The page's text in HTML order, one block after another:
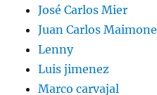
José Carlos Mier
Juan Carlos Maimone
Lenny
Luis jimenez
Marco carvajal